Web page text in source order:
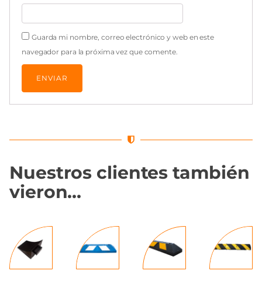
Guarda mi nombre, correo electrónico y web en este
navegador para la próxima vez que comente.
Nuestros clientes también
vieron…